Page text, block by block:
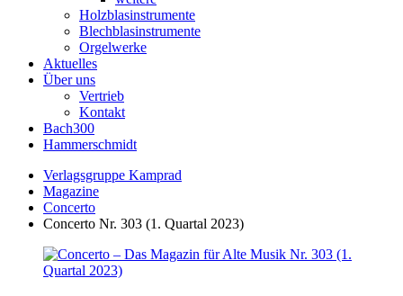
Holzblasinstrumente
Blechblasinstrumente
Orgelwerke
Aktuelles
Über uns
Vertrieb
Kontakt
Bach300
Hammerschmidt
Verlagsgruppe Kamprad
Magazine
Concerto
Concerto Nr. 303 (1. Quartal 2023)